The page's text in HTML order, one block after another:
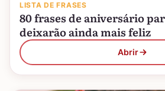
LISTA DE FRASES
80 frases de aniversário
deixarão ainda mais feliz
Abrir